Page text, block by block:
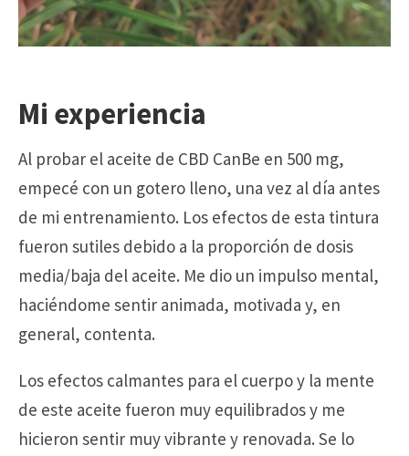
Mi experiencia
Al probar el aceite de CBD CanBe en 500 mg,
empecé con un gotero lleno, una vez al día antes
de mi entrenamiento. Los efectos de esta tintura
fueron sutiles debido a la proporción de dosis
media/baja del aceite. Me dio un impulso mental,
haciéndome sentir animada, motivada y, en
general, contenta.
Los efectos calmantes para el cuerpo y la mente
de este aceite fueron muy equilibrados y me
hicieron sentir muy vibrante y renovada. Se lo